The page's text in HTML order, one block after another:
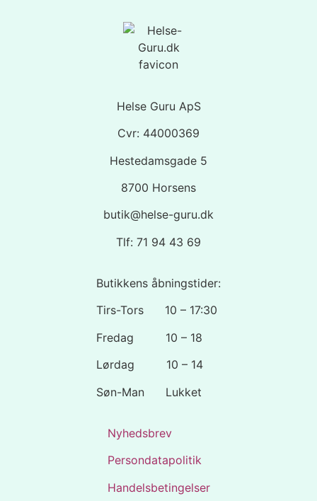
Helse Guru ApS
Cvr: 44000369
Hestedamsgade 5
8700 Horsens
butik@helse-guru.dk
Tlf: 71 94 43 69
Butikkens åbningstider:
Tirs-Tors 10 – 17:30
Fredag 10 – 18
Lørdag 10 – 14
Søn-Man Lukket
Nyhedsbrev
Persondatapolitik
Handelsbetingelser